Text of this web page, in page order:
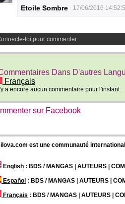
Etoile Sombre 17/06/2016
toi pour commenter
Dans D'autres
Français
a encore aucun commentaire pour l'instant.
sur Facebook
est une communauté
English : BDS / MANGAS | AUTEURS |
Español : BDS / MANGAS | AUTEURS |
Français : BDS / MANGAS | AUTEURS |